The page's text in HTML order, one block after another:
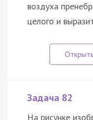
воздуха
целого и
Задача 82
На рисунке